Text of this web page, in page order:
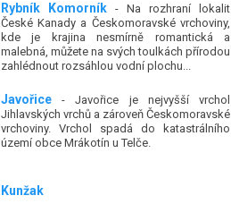
Rybník Komorník- Na rozhraní lokalit
České Kanady a Českomoravské vrchoviny,
kde je krajina nesmírně romantická a
malebná, můžete na svých toulkách přírodou
zahlédnout rozsáhlou vodní plochu...
Javořice- Javořice je nejvyšší vrchol
Jihlavských vrchů a zároveň Českomoravské
vrchoviny. Vrchol spadá do katastrálního
území obce Mrákotín u Telče.
Kunžak